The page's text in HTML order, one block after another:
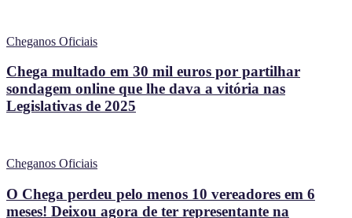
Cheganos Oficiais
Chega multado em 30 mil euros por partilhar
sondagem online que lhe dava a vitória nas
Legislativas de 2025
Cheganos Oficiais
O Chega perdeu pelo menos 10 vereadores em 6
meses! Deixou agora de ter representante na